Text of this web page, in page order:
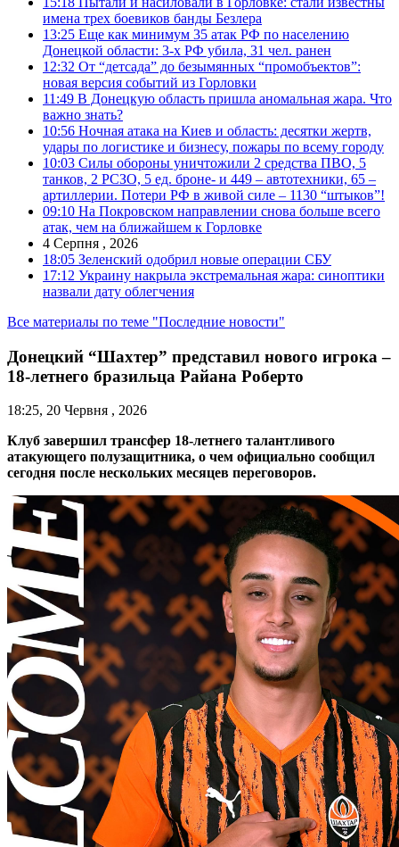
имена трех боевиков банды Безлера
13:25 Еще как минимум 35 атак РФ по населению
Донецкой области: 3-х РФ убила, 31 чел. ранен
12:32 От “детсада” до безымянных “промобъектов”:
новая версия событий из Горловки
11:49 В Донецкую область пришла аномальная жара. Что
важно знать?
10:56 Ночная атака на Киев и область: десятки жертв,
удары по логистике и бизнесу, пожары по всему городу
10:03 Силы обороны уничтожили 2 средства ПВО, 5
танков, 2 РСЗО, 5 ед. броне- и 449 – автотехники, 65 –
артиллерии. Потери РФ в живой силе – 1130 “штыков”!
09:10 На Покровском направлении снова больше всего
атак, чем на ближайшем к Горловке
4 Серпня , 2026
18:05 Зеленский одобрил новые операции СБУ
17:12 Украину накрыла экстремальная жара: синоптики
назвали дату облегчения
Все материалы по теме "Последние новости"
Донецкий “Шахтер” представил нового игрока –
18-летнего бразильца Райана Роберто
18:25, 20 Червня , 2026
Клуб завершил трансфер 18-летнего талантливого
атакующего полузащитника, о чем официально сообщил
сегодня после нескольких месяцев переговоров.